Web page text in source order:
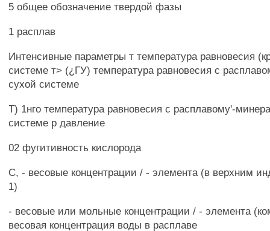
5 общее обозначение твердой фазы
1 расплав
Интенсивные параметры т температура равновесия
системе т> (¿ГУ) температура равновесия с
сухой системе
Т) 1нго температура равновесия с расплавому'-
системе р давление
02 фугитивность кислорода
С, - весовые концентрации / - элемента (в верхним
1)
- весовые или мольные концентрации / - элемента
весовая концентрация воды в расплаве